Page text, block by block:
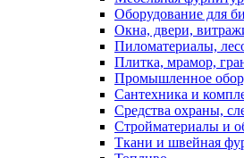
Оборудование для
Окна, двери,
Пиломатериалы,
Плитка, мрамор,
Промышленное
Сантехника и
Средства охраны,
Стройматериалы и
Ткани и швейная